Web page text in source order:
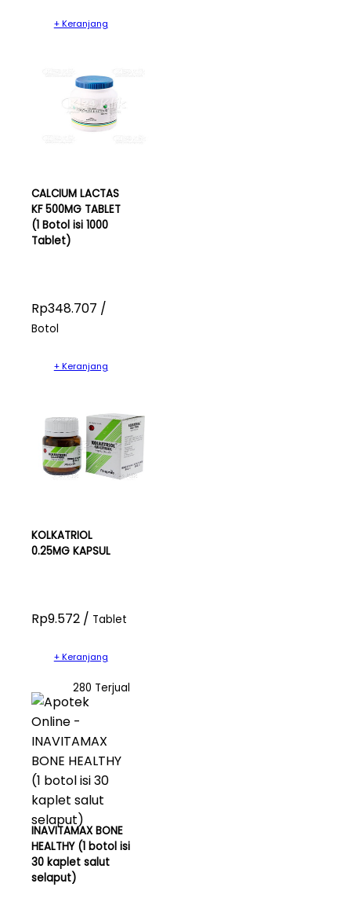
+ Keranjang
CALCIUM LACTAS
KF 500MG TABLET
(1 Botol isi 1000
Tablet)
Rp348.707 /
Botol
+ Keranjang
KOLKATRIOL
0.25MG KAPSUL
Rp9.572 / Tablet
+ Keranjang
280 Terjual
INAVITAMAX BONE
HEALTHY (1 botol isi
30 kaplet salut
selaput)